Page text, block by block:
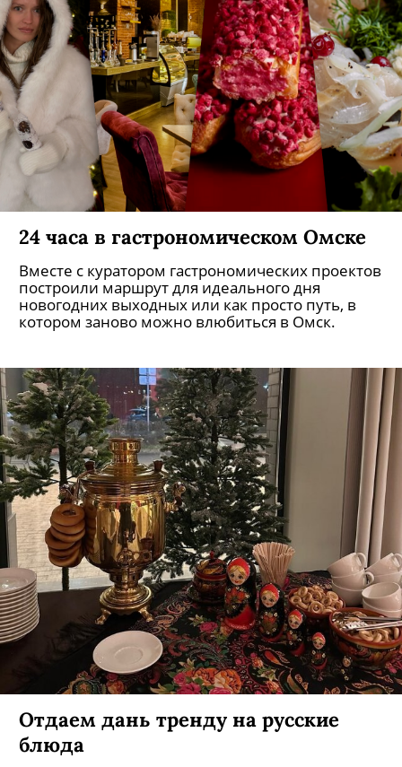
24 часа в гастрономическом Омске
Вместе с куратором гастрономических проектов
построили маршрут для идеального дня
новогодних выходных или как просто путь, в
котором заново можно влюбиться в Омск.
Отдаем дань тренду на русские
блюда